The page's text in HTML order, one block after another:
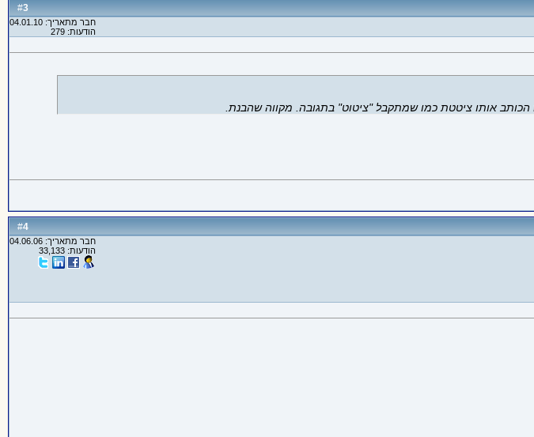
#
3
חבר מתאריך: 04.01.10
הודעות: 279
הכותב אותו ציטטת כמו שמתקבל "ציטוט" בתגובה. מקווה שהבנת.
#
4
חבר מתאריך: 04.06.06
הודעות: 33,133